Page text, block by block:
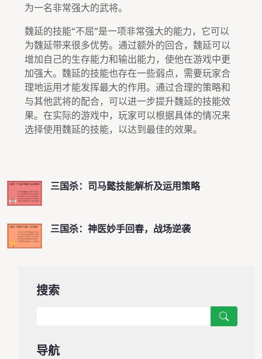
为一名非常强大的武将。
魏延的技能“不屈”是一项非常强大的能力，它可以
为魏延带来很多优势。通过额外的回合，魏延可以
增加自己的生存能力和输出能力，使他在游戏中更
加强大。魏延的技能也存在一些弱点，需要玩家合
理地运用才能发挥最大的作用。通过合理的策略和
与其他武将的配合，可以进一步提升魏延的技能效
果。在实际的游戏中，玩家可以根据具体的情况来
选择使用魏延的技能，以达到最佳的效果。
三国杀：司马懿技能解析及运用策略
三国杀：神医妙手回春，战场逆袭
搜索
导航